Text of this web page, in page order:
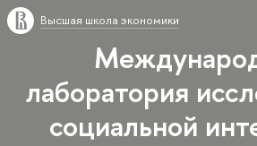
Высшая школа экономики
лаборатория
социальной